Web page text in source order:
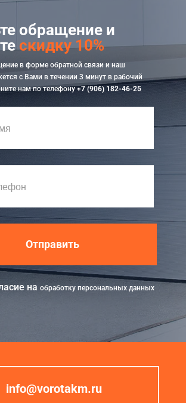
обращение и
скидку 10%
в форме обратной связи и наш
с Вами в течении 3 минут в рабочий
нам по телефону+7 (906) 182-46-25
Отправить
на обработку персональных данных
info@vorotakm.ru